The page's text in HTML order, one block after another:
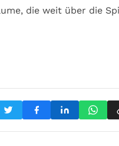
die weit über die